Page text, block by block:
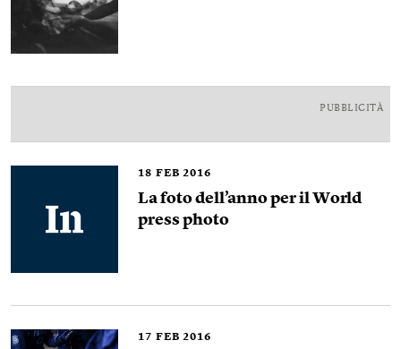
PUBBLICITÀ
18 FEB 2016
La foto dell’anno per il World
press photo
17 FEB 2016